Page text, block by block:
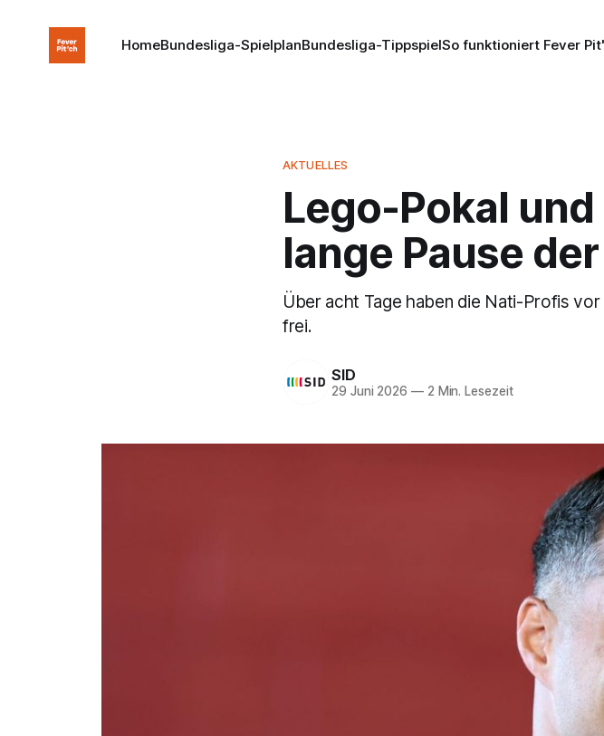
HomeBundesliga-SpielplanBundesliga-TippspielSo funktioniert Fever
AKTUELLES
Lego-Pokal
lange Pause
Über acht Tage haben die Nati-Profis
frei.
SID
29 Juni 2026 —2 Min. Lesezeit